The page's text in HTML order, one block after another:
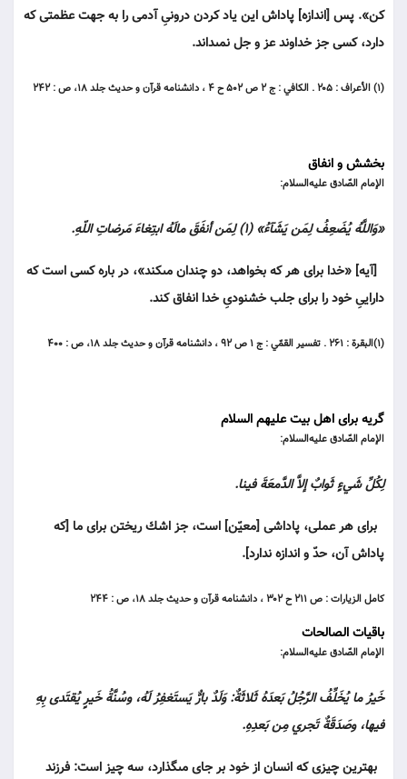
كن». پس [اندازه] پاداش اين ياد كردن درونىِ آدمى را به جهت عظمتى كه
دارد، كسى جز خداوند عز و جل نمى‏داند.
(۱) الأعراف : ۲۰۵ . الكافي : ج ۲ ص ۵۰۲ ح ۴ ، دانشنامه قرآن و حديث جلد ۱۸، ص : ۲۴۲
بخشش و انفاق
الإمام الصّادق عليه‌السلام:
«وَاللَّهُ يُضَعِفُ لِمَن يَشَآءُ» (۱) لِمَن أنفَقَ مالَهُ ابتِغاءَ مَرضاتِ اللّهِ.
[آيه] «خدا براى هر كه بخواهد، دو چندان مى‏كند»، در باره كسى است كه
دارايىِ خود را براى جلب خشنودىِ خدا انفاق كند.
(۱)البقرة : ۲۶۱ . تفسير القمّي : ج ۱ ص ۹۲ ، دانشنامه قرآن و حديث جلد ۱۸، ص : ۴۰۰
گریه برای اهل بیت علیهم السلام
الإمام الصّادق عليه‌السلام:
لِكُلِّ شَيءٍ ثَوابٌ إلاَّ الدَّمعَةَ فينا.
براى هر عملى، پاداشى [معيّن] است، جز اشك ريختن براى ما [كه
پاداش آن، حدّ و اندازه ندارد].
كامل الزيارات : ص ۲۱۱ ح ۳۰۲ ، دانشنامه قرآن و حديث جلد ۱۸، ص : ۲۴۴
باقیات الصالحات
الإمام الصّادق عليه‌السلام:
خَيرُ ما يُخَلِّفُ الرَّجُلُ بَعدَهُ ثَلاثَةٌ: وَلَدٌ بارٌّ يَستَغفِرُ لَهُ، وسُنَّةُ خَيرٍ يُقتَدى بِهِ
فيها، وصَدَقَةٌ تَجري مِن بَعدِهِ.
بهترين چيزى كه انسان از خود بر جاى مى‏گذارد، سه چيز است: فرزند